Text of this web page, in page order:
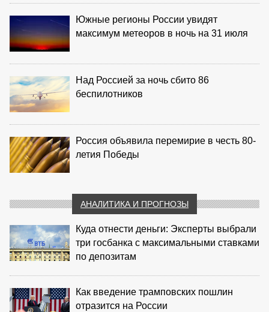
Южные регионы России увидят
максимум метеоров в ночь на 31 июля
Над Россией за ночь сбито 86
беспилотников
Россия объявила перемирие в честь 80-
летия Победы
АНАЛИТИКА И ПРОГНОЗЫ
Куда отнести деньги: Эксперты выбрали
три госбанка с максимальными ставками
по депозитам
Как введение трамповских пошлин
отразится на России